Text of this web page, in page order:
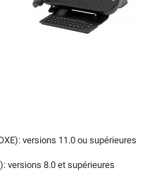
versions 11.0 ou supérieures
versions 8.0 et supérieures